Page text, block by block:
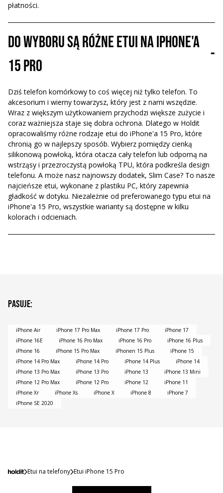
płatności.
Do wyboru są różne etui na iPhone'a
15 Pro
-
Dziś telefon komórkowy to coś więcej niż tylko telefon. To
akcesorium i wierny towarzysz, który jest z nami wszędzie.
Wraz z większym użytkowaniem przychodzi większe zużycie i
coraz ważniejsza staje się dobra ochrona. Dlatego w Holdit
opracowaliśmy różne rodzaje etui do iPhone'a 15 Pro, które
chronią go w najlepszy sposób. Wybierz pomiędzy cienką
silikonową powłoką, która otacza cały telefon lub odporną na
wstrząsy i przezroczystą powłoką TPU, która podkreśla design
telefonu. A może nasz najnowszy dodatek, Slim Case? To nasze
najcieńsze etui, wykonane z plastiku PC, który zapewnia
gładkość w dotyku. Niezależnie od preferowanego typu etui na
iPhone'a 15 Pro, wszystkie warianty są dostępne w kilku
kolorach i odcieniach.
Pasuje:
iPhone Air iPhone 17 Pro Max iPhone 17 Pro
iPhone 17
iPhone 16E
iPhone 16 Pro Max iPhone 16 Pro
iPhone 16 Plus
iPhone 16
iPhone 15 Pro Max iPhonen 15 Plus
iPhone 15
iPhone 14 Pro Max
iPhone 14 Pro iPhone 14 Plus
iPhone 14
iPhone 13 Pro Max
iPhone 13 Pro iPhone 13
iPhone 13 Mini
iPhone 12 Pro Max
iPhone 12 Pro iPhone 12
iPhone 11
iPhone Xr
iPhone Xs iPhone X iPhone 8
iPhone 7
iPhone SE 2020
Etui na telefony Etui iPhone 15 Pro